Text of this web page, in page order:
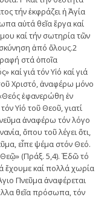
τήν ἐκφράζει ἡ Ἁγία
αὐτά θεῖα ἔργα καί
καί τήν σωτηρία τῶν
ἀπό ὅλους.2
στά ὁποῖα
καί γιά τόν Υἱό καί γιά
Χριστό, ἀναφέρω μόνο
ἐφανερώθη ἐν
Υἱό τοῦ Θεοῦ, γιατί
ἀναφέρω τόν λόγο
ὅπου τοῦ λέγει ὅτι,
εἶπε ψέμα στόν Θεό.
(Πράξ. 5,4). Ἐδῶ τό
ἔχουμε καί πολλά χωρία
Πνεῦμα ἀναφέρεται
θεῖα πρόσωπα, τόν